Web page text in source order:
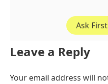
Ask
Leave a Reply
Your email address will